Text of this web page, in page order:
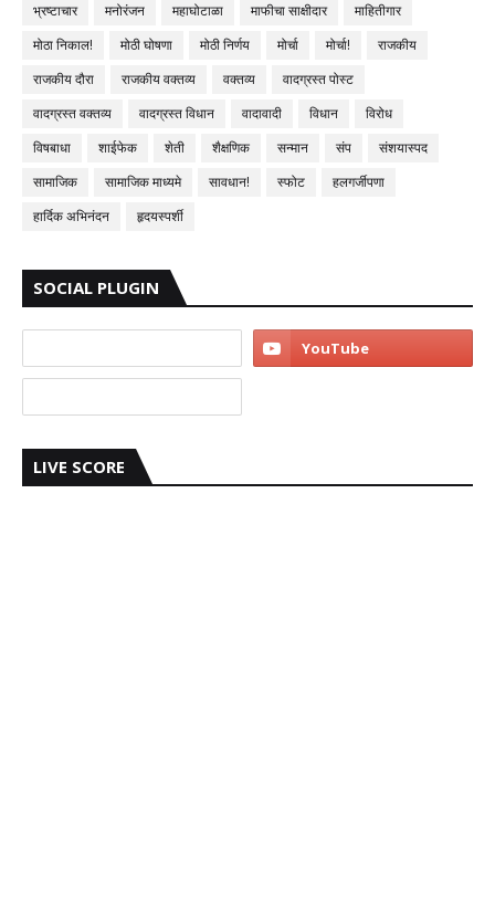
भ्रष्टाचार
मनोरंजन महाघोटाळा माफीचा साक्षीदार
माहितीगार
मोठा निकाल!
मोठी घोषणा मोठी निर्णय मोर्चा मोर्चा!
राजकीय
राजकीय दौरा
राजकीय वक्तव्य वक्तव्य
वादग्रस्त पोस्ट
वादग्रस्त वक्तव्य
वादग्रस्त विधान वादावादी विधान
विरोध
विषबाधा
शाईफेक शेती शैक्षणिक सन्मान संप
संशयास्पद
सामाजिक
सामाजिक माध्यमे सावधान! स्फोट
हलगर्जीपणा
हार्दिक अभिनंदन
हृदयस्पर्शी
SOCIAL PLUGIN
LIVE SCORE